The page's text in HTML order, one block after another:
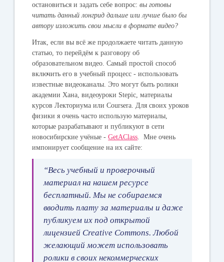
остановиться и задать себе вопрос:вы готовы
читать данный лонгрид дальше или лучше было бы
автору изложить свои мысли в формате видео?
Итак, если вы всё же продолжаете читать данную
статью, то перейдём к разговору об
образовательном видео. Самый простой способ
включить его в учебный процесс - использовать
известные видеоканалы. Это могут быть ролики
академии Хана, видеоуроки Stepic, материалы
курсов Лекториума или Coursera. Для своих уроков
физики я очень часто использую материалы,
которые разрабатывают и публикуют в сети
новосибирские учёные -GetAClass . Мне очень
импонирует сообщение на их сайте:
“Весь учебный и проверочный
материал на нашем ресурсе
бесплатный. Мы не собираемся
вводить плату за материалы и даже
публикуем их под открытой
лицензией Creative Commons. Любой
желающий может использовать
ролики в своих некоммерческих